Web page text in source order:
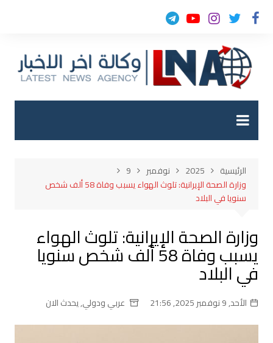
التجاوز
الرئيسية 2025 نوفمبر
9
وزارة الصحة الإيرانية: تلوث الهواء يسبب وفاة 58 ألف شخص
سنويا في البلاد
وزارة الصحة الإيرانية: تلوث الهواء
يسبب وفاة 58 ألف شخص سنويا
في البلاد
الأحد, 9 نوفمبر 2025, 21:56 عربي ودولي,يحدث الان